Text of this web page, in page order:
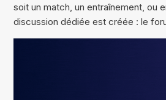
soit un match, un entraînement, ou
discussion dédiée est créée : le